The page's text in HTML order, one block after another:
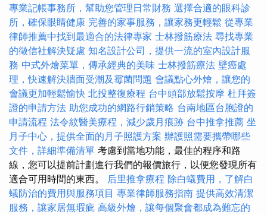
專業記帳事務所，幫助您管理日常財務 選擇合適的眼科診
所，確保眼睛健康 完善的家事服務，讓家務更輕鬆 從專業
律師推薦中找到最適合的法律專家 士林撥筋療法 尋找專業
的徵信社解決疑慮 知名設計公司，提供一流的室內設計服
務 中式外燴菜單，傳承經典的美味 士林撥筋療法 壁癌處
理，快速解決牆面受潮及霉菌問題 會議點心外燴，讓您的
會議更加輕鬆愉快 北投整復療程 台中頭部放鬆按摩 杜拜簽
證的申請方法 助您成功的網路行銷策略 台南地區台胞證的
申請流程 法令紋醫美療程，減少歲月痕跡 台中推拿推薦 坐
月子中心，提供全面的月子照護方案 辦護照需要攜帶哪些
文件，詳細準備清單 考慮到當地功能，最佳的程序和路
線，您可以提前計劃進行我們的報價旅行，以便您發現所有
適合可用時間的東西。 后里推拿療程 除白蟻費用，了解白
蟻防治的費用與服務項目 專業律師服務指南 提供高效清潔
服務，讓家居無瑕疵 高級外燴，讓每個聚會都成為難忘的